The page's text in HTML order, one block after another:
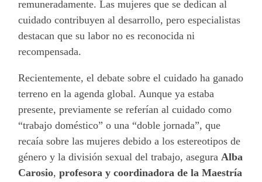
remuneradamente. Las mujeres que se dedican al
cuidado contribuyen al desarrollo, pero especialistas
destacan que su labor no es reconocida ni
recompensada.
Recientemente, el debate sobre el cuidado ha ganado
terreno en la agenda global. Aunque ya estaba
presente, previamente se referían al cuidado como
“trabajo doméstico” o una “doble jornada”, que
recaía sobre las mujeres debido a los estereotipos de
género y la división sexual del trabajo, aseguraAlba
Carosio,profesora y coordinadora de la Maestría